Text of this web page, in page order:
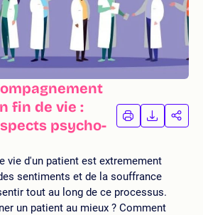
fin de vie :
psycho-
IMPRIMER
LA
LA
vie d'un patient est extremement
sentiments et de la souffrance
tout au long de ce processus.
un patient au mieux ? Comment